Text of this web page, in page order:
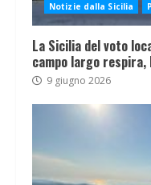
Notizie dalla Sicilia
La Sicilia del voto
campo largo respira,
9 giugno 2026